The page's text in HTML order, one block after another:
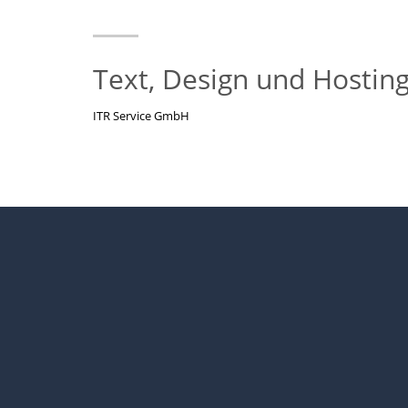
Text, Design und
ITR Service GmbH